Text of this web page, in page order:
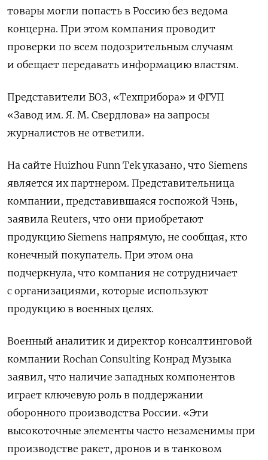
товары могли попасть в Россию без ведома
концерна. При этом компания проводит
проверки по всем подозрительным случаям
и обещает передавать информацию властям.
Представители БОЗ, «Техприбора» и ФГУП
«Завод им. Я. М. Свердлова» на запросы
журналистов не ответили.
На сайте Huizhou Funn Tek указано, что Siemens
является их партнером. Представительница
компании, представившаяся госпожой Чэнь,
заявила Reuters, что они приобретают
продукцию Siemens напрямую, не сообщая, кто
конечный покупатель. При этом она
подчеркнула, что компания не сотрудничает
с организациями, которые используют
продукцию в военных целях.
Военный аналитик и директор консалтинговой
компании Rochan Consulting Конрад Музыка
заявил, что наличие западных компонентов
играет ключевую роль в поддержании
оборонного производства России. «Эти
высокоточные элементы часто незаменимы при
производстве ракет, дронов и в танковом